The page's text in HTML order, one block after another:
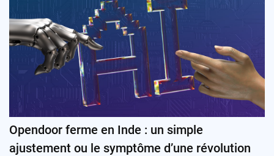
Opendoor ferme en Inde : un simple
ajustement ou le symptôme d’une révolution